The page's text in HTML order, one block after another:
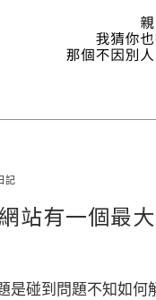
記
站有一個最
是碰到問題不知如何